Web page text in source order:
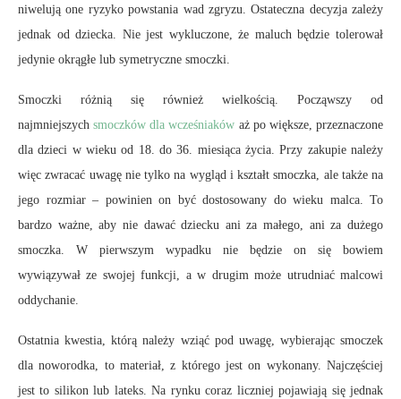
niwelują one ryzyko powstania wad zgryzu. Ostateczna decyzja zależy
jednak od dziecka. Nie jest wykluczone, że maluch będzie tolerował
jedynie okrągłe lub symetryczne smoczki.
Smoczki różnią się również wielkością. Począwszy od
najmniejszychsmoczków dla wcześniaków aż po większe, przeznaczone
dla dzieci w wieku od 18. do 36. miesiąca życia. Przy zakupie należy
więc zwracać uwagę nie tylko na wygląd i kształt smoczka, ale także na
jego rozmiar – powinien on być dostosowany do wieku malca. To
bardzo ważne, aby nie dawać dziecku ani za małego, ani za dużego
smoczka. W pierwszym wypadku nie będzie on się bowiem
wywiązywał ze swojej funkcji, a w drugim może utrudniać malcowi
oddychanie.
Ostatnia kwestia, którą należy wziąć pod uwagę, wybierając smoczek
dla noworodka, to materiał, z którego jest on wykonany. Najczęściej
jest to silikon lub lateks. Na rynku coraz liczniej pojawiają się jednak